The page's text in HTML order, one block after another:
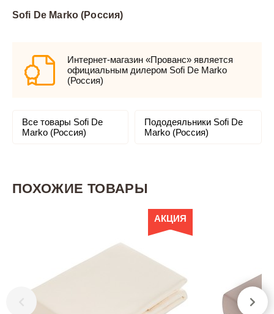
Sofi De Marko (Россия)
Интернет-магазин «Прованс» является
официальным дилером Sofi De Marko
(Россия)
Все товары Sofi De
Marko (Россия)
Пододеяльники Sofi De
Marko (Россия)
ПОХОЖИЕ ТОВАРЫ
АКЦИЯ